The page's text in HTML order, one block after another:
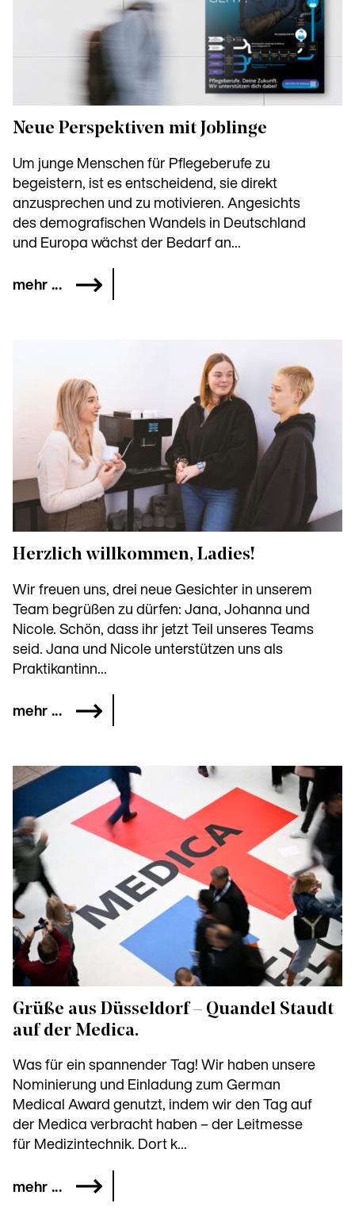
Neue Perspektiven mit Joblinge
Um junge Menschen für Pflegeberufe zu
begeistern, ist es entscheidend, sie direkt
anzusprechen und zu motivieren. Angesichts
des demografischen Wandels in Deutschland
und Europa wächst der Bedarf an...
mehr ...
Herzlich willkommen, Ladies!
Wir freuen uns, drei neue Gesichter in unserem
Team begrüßen zu dürfen: Jana, Johanna und
Nicole. Schön, dass ihr jetzt Teil unseres Teams
seid. Jana und Nicole unterstützen uns als
Praktikantinn...
mehr ...
Grüße aus Düsseldorf – Quandel Staudt
auf der Medica.
Was für ein spannender Tag! Wir haben unsere
Nominierung und Einladung zum German
Medical Award genutzt, indem wir den Tag auf
der Medica verbracht haben – der Leitmesse
für Medizintechnik. Dort k...
mehr ...